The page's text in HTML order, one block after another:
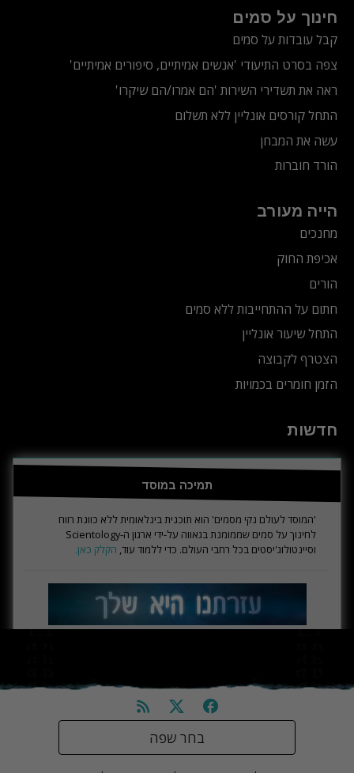
חינוך על סמים
קבל עובדות על סמים
צפה בסרט התיעודי 'אנשים אמיתיים, סיפורים אמיתיים'
ראה את תשדירי השירות 'הם אמרו/הם שיקרו'
התחל קורסים אונליין ללא תשלום
עשה את המבחן
הורד חוברות
הייה מעורב
מחנכים
אכיפת החוק
הורים
חתום על ההתחייבות ללא סמים
התחל שיעור אונליין
הצטרף לקבוצה
הזמן חומרים בכמויות
חדשות
תמיכה במוסד
'המוסד לעולם נקי מסמים' הוא תוכנית בינלאומית ללא כוונת רווח
לחינוך על סמים שממומנת בגאווה על-ידי ארגון ה-Scientology
וסיינטולוג'יסטים בכל רחבי העולם. כדי ללמוד עוד, הקלק כאן.
בחר שפה